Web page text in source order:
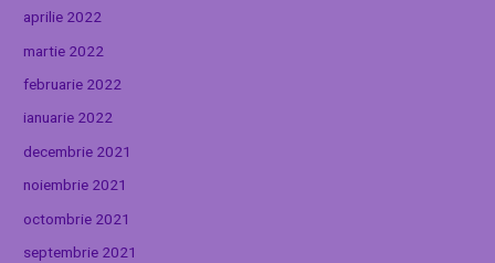
aprilie 2022
martie 2022
februarie 2022
ianuarie 2022
decembrie 2021
noiembrie 2021
octombrie 2021
septembrie 2021